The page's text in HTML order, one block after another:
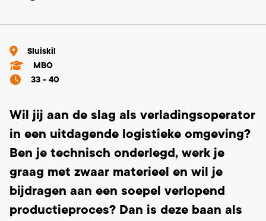
Sluiskil
MBO
33 - 40
Wil jij aan de slag als verladingsoperator
in een uitdagende logistieke omgeving?
Ben je technisch onderlegd, werk je
graag met zwaar materieel en wil je
bijdragen aan een soepel verlopend
productieproces? Dan is deze baan als